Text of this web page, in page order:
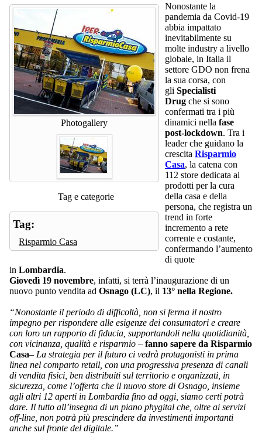
Photogallery
Tag e categorie
Tag:
Risparmio Casa
Nonostante la
pandemia da Covid-19
abbia impattato
inevitabilmente su
molte industry a livello
globale, in Italia il
settore GDO non frena
la sua corsa, con
gli Specialisti
Drug che si sono
confermati tra i più
dinamici nella fase
post-lockdown. Tra i
leader che guidano la
crescita Risparmio
Casa, la catena con
112 store dedicata ai
prodotti per la cura
della casa e della
persona, che registra un
trend in forte
incremento a rete
corrente e costante,
confermando l’aumento
di quote
in Lombardia.
Giovedì 19 novembre, infatti, si terrà l’inaugurazione di un
nuovo punto vendita ad Osnago (LC), il 13° nella Regione.
“Nonostante il periodo di difficoltà, non si ferma il nostro
impegno per rispondere alle esigenze dei consumatori e creare
con loro un rapporto di fiducia, supportandoli nella quotidianità,
con vicinanza, qualità e risparmio – fanno sapere da Risparmio
Casa– La strategia per il futuro ci vedrà protagonisti in prima
linea nel comparto retail, con una progressiva presenza di canali
di vendita fisici, ben distribuiti sul territorio e organizzati, in
sicurezza, come l’offerta che il nuovo store di Osnago, insieme
agli altri 12 aperti in Lombardia fino ad oggi, siamo certi potrà
dare. Il tutto all’insegna di un piano phygital che, oltre ai servizi
off-line, non potrà più prescindere da investimenti importanti
anche sul fronte del digitale.”